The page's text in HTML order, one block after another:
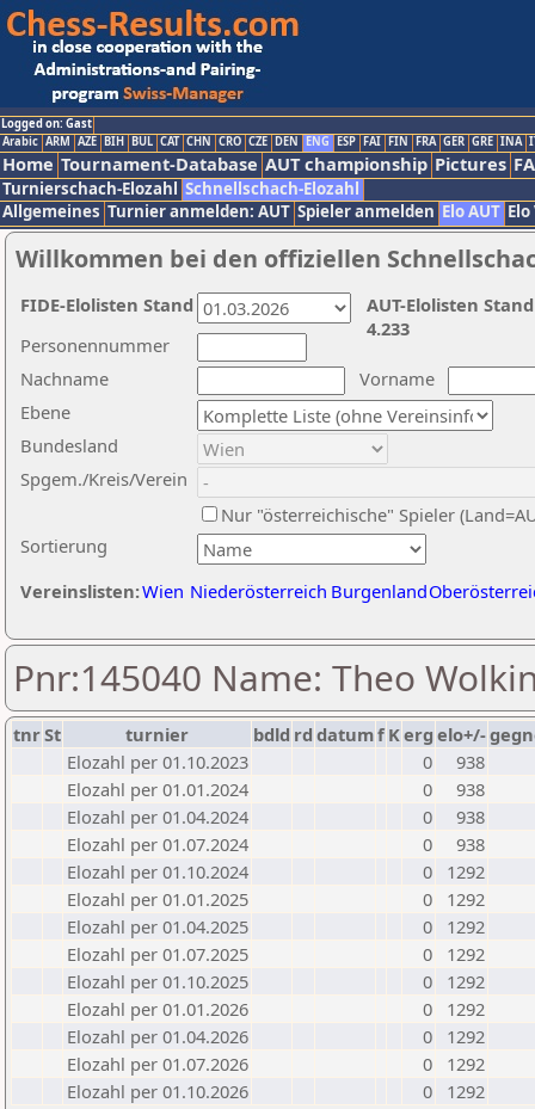
Logged on: Gast
Arabic ARM AZE BIH BUL CAT CHN CRO CZE DEN ENG ESP FAI FIN FRA GER GRE INA
Home Tournament-Database AUT championship Pictures
Turnierschach-Elozahl Schnellschach-Elozahl
Allgemeines Turnier anmelden: AUT Spieler anmelden Elo AUT
Willkommen bei den offiziellen
Nachname
Vorname
Ebene
Sortierung
Personennummer
Bundesland
Spgem./Kreis/Verein
Nur "österreichische" Spieler
Vereinslisten:Wien Niederösterreich Burgenland
AUT-Elolisten
4.233
FIDE-Elolisten Stand
Pnr:145040 Name: Theo
tnrSt turnier bdld rd datumf Kerg elo+/-
Elozahl per 01.10.2023
0
938
Elozahl per 01.01.2024
0
938
Elozahl per 01.04.2024
0
938
Elozahl per 01.07.2024
0
938
Elozahl per 01.10.2024
0
1292
Elozahl per 01.01.2025
0
1292
Elozahl per 01.04.2025
0
1292
Elozahl per 01.07.2025
0
1292
Elozahl per 01.10.2025
0
1292
Elozahl per 01.01.2026
0
1292
Elozahl per 01.04.2026
0
1292
Elozahl per 01.07.2026
0
1292
Elozahl per 01.10.2026
0 1292